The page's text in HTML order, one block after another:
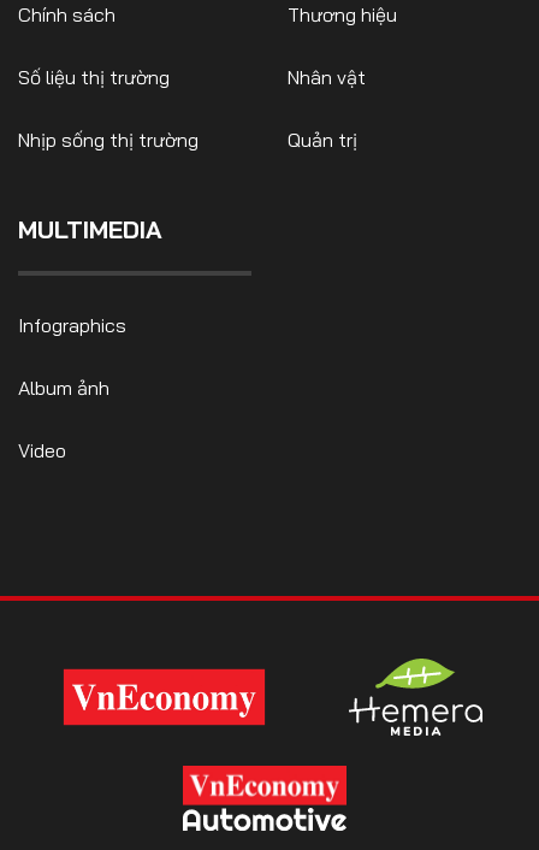
Chính sách
Số liệu thị trường
Nhịp sống thị trường
Thương hiệu
Nhân vật
Quản trị
MULTIMEDIA
Infographics
Album ảnh
Video